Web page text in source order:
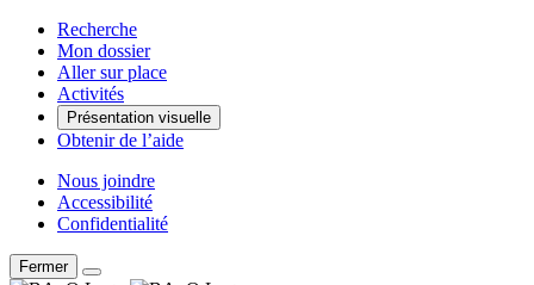
Recherche
Mon dossier
Aller sur place
Activités
Présentation visuelle
Obtenir de l’aide
Nous joindre
Accessibilité
Confidentialité
Fermer